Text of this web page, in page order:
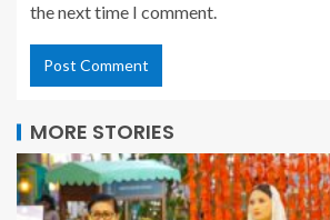
the next time I comment.
MORE STORIES